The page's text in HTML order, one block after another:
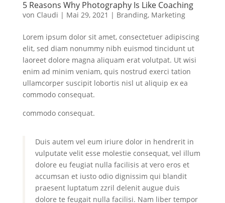
5 Reasons Why Photography Is Like Coaching
von Claudi | Mai 29, 2021 | Branding, Marketing
Lorem ipsum dolor sit amet, consectetuer adipiscing
elit, sed diam nonummy nibh euismod tincidunt ut
laoreet dolore magna aliquam erat volutpat. Ut wisi
enim ad minim veniam, quis nostrud exerci tation
ullamcorper suscipit lobortis nisl ut aliquip ex ea
commodo consequat.
commodo consequat.
Duis autem vel eum iriure dolor in hendrerit in
vulputate velit esse molestie consequat, vel illum
dolore eu feugiat nulla facilisis at vero eros et
accumsan et iusto odio dignissim qui blandit
praesent luptatum zzril delenit augue duis
dolore te feugait nulla facilisi. Nam liber tempor